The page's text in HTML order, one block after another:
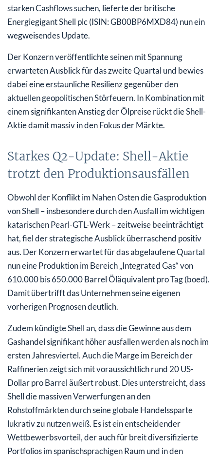
starken Cashflows suchen, lieferte der britische
Energiegigant Shell plc (ISIN: GB00BP6MXD84) nun ein
wegweisendes Update.
Der Konzern veröffentlichte seinen mit Spannung
erwarteten Ausblick für das zweite Quartal und bewies
dabei eine erstaunliche Resilienz gegenüber den
aktuellen geopolitischen Störfeuern. In Kombination mit
einem signifikanten Anstieg der Ölpreise rückt die Shell-
Aktie damit massiv in den Fokus der Märkte.
Starkes Q2-Update: Shell-Aktie
trotzt den Produktionsausfällen
Obwohl der Konflikt im Nahen Osten die Gasproduktion
von Shell – insbesondere durch den Ausfall im wichtigen
katarischen Pearl-GTL-Werk – zeitweise beeinträchtigt
hat, fiel der strategische Ausblick überraschend positiv
aus. Der Konzern erwartet für das abgelaufene Quartal
nun eine Produktion im Bereich „Integrated Gas“ von
610.000 bis 650.000 Barrel Öläquivalent pro Tag (boed).
Damit übertrifft das Unternehmen seine eigenen
vorherigen Prognosen deutlich.
Zudem kündigte Shell an, dass die Gewinne aus dem
Gashandel signifikant höher ausfallen werden als noch im
ersten Jahresviertel. Auch die Marge im Bereich der
Raffinerien zeigt sich mit voraussichtlich rund 20 US-
Dollar pro Barrel äußert robust. Dies unterstreicht, dass
Shell die massiven Verwerfungen an den
Rohstoffmärkten durch seine globale Handelssparte
lukrativ zu nutzen weiß. Es ist ein entscheidender
Wettbewerbsvorteil, der auch für breit diversifizierte
Portfolios im spanischsprachigen Raum und in den